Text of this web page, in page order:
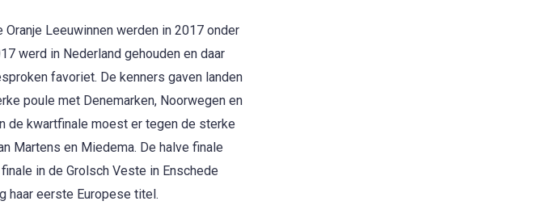
Leeuwinnen werden in 2017 onder
werd in Nederland gehouden en daar
favoriet. De kenners gaven landen
poule met Denemarken, Noorwegen en
de kwartfinale moest er tegen de sterke
Martens en Miedema. De halve finale
in de Grolsch Veste in Enschede
haar eerste Europese titel.